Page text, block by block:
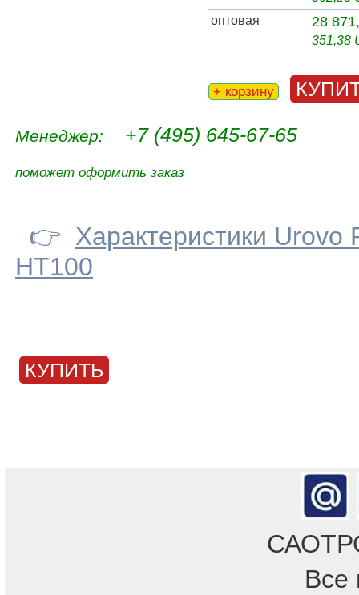
оптовая
28
351,38
+ корзину
Менеджер: +7 (495) 645-67-65
поможет оформить заказ
👉 Характеристики Urovo
HT100
КУПИТЬ
Все